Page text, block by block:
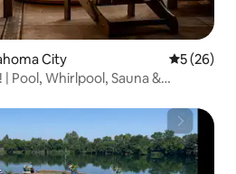
City
5 (26)
Pool, Whirlpool, Sauna &